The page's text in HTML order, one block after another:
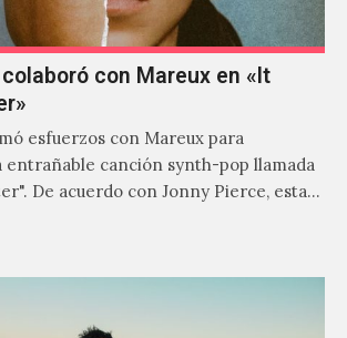
con Mareux en «It
esfuerzos con Mareux para
entrañable canción synth-pop llamada
De acuerdo con Jonny Pierce, esta